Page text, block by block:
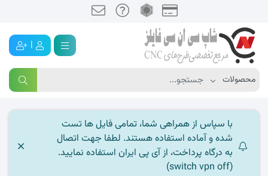
|
با سپاس از همراهی شما، تمامی فایل ها تست
شده و آماده استفاده هستند. لطفا جهت اتصال
به درگاه پرداخت، از آی پی ایران استفاده نمایید.
(switch vpn off)